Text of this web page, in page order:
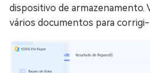
dispositivo de armazenamento.
vários documentos para